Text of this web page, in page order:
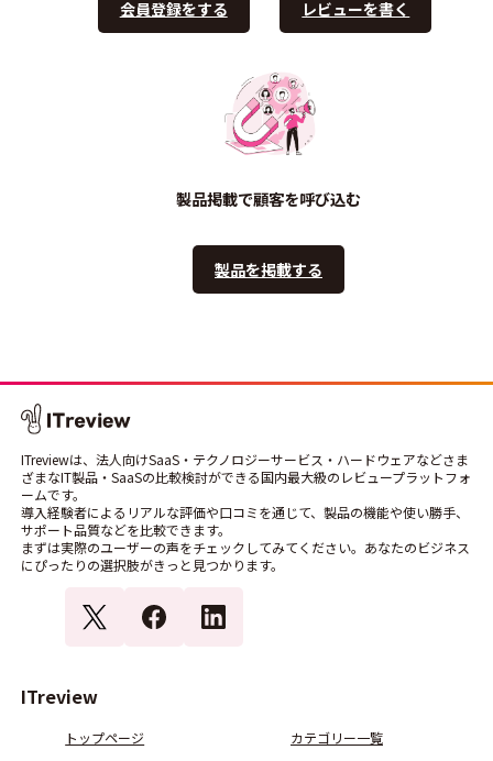
会員登録をする レビューを書く
製品掲載で顧客を呼び込む
製品を掲載する
ITreviewは、法人向けSaaS・テクノロジーサービス・ハードウェアなどさま
ざまなIT製品・SaaSの比較検討ができる国内最大級のレビュープラットフォ
ームです。
導入経験者によるリアルな評価や口コミを通じて、製品の機能や使い勝手、
サポート品質などを比較できます。
まずは実際のユーザーの声をチェックしてみてください。あなたのビジネス
にぴったりの選択肢がきっと見つかります。
ITreview
トップページ
カテゴリー一覧